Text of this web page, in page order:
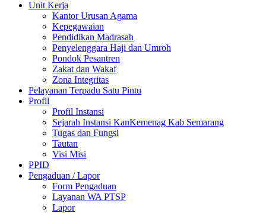
Unit Kerja
Kantor Urusan Agama
Kepegawaian
Pendidikan Madrasah
Penyelenggara Haji dan Umroh
Pondok Pesantren
Zakat dan Wakaf
Zona Integritas
Pelayanan Terpadu Satu Pintu
Profil
Profil Instansi
Sejarah Instansi KanKemenag Kab Semarang
Tugas dan Fungsi
Tautan
Visi Misi
PPID
Pengaduan / Lapor
Form Pengaduan
Layanan WA PTSP
Lapor